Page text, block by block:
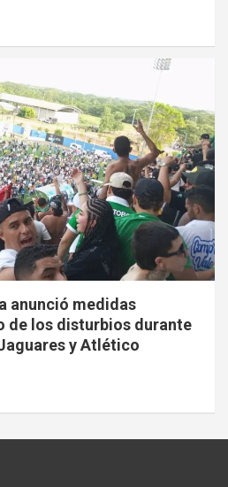
anunció medidas
de los disturbios durante
y Atlético